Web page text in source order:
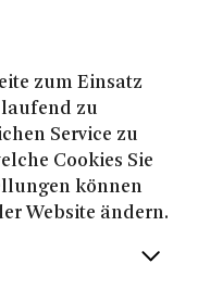
zum Einsatz
zu
Service zu
Cookies Sie
können
Website ändern.